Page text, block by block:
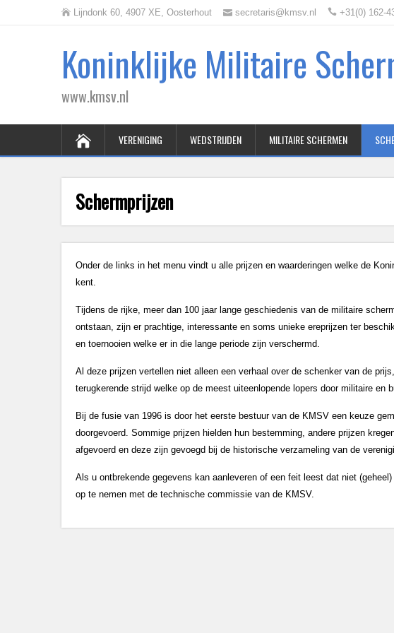
Lijndonk 60, 4907 XE, Oosterhout secretaris@kmsv.nl +31(0) 162-
Koninklijke Militaire
www.kmsv.nl
VERENIGING WEDSTRIJDEN MILITAIRE SCHERMEN
Schermprijzen
Onder de links in het menu vindt u alle prijzen en waarderingen welke de
kent.
Tijdens de rijke, meer dan 100 jaar lange geschiedenis van de militaire
ontstaan, zijn er prachtige, interessante en soms unieke ereprijzen ter
en toernooien welke er in die lange periode zijn verschermd.
Al deze prijzen vertellen niet alleen een verhaal over de schenker van de
terugkerende strijd welke op de meest uiteenlopende lopers door militaire en
Bij de fusie van 1996 is door het eerste bestuur van de KMSV een keuze
doorgevoerd. Sommige prijzen hielden hun bestemming, andere prijzen
afgevoerd en deze zijn gevoegd bij de historische verzameling van de
Als u ontbrekende gegevens kan aanleveren of een feit leest dat niet
op te nemen met de technische commissie van de KMSV.